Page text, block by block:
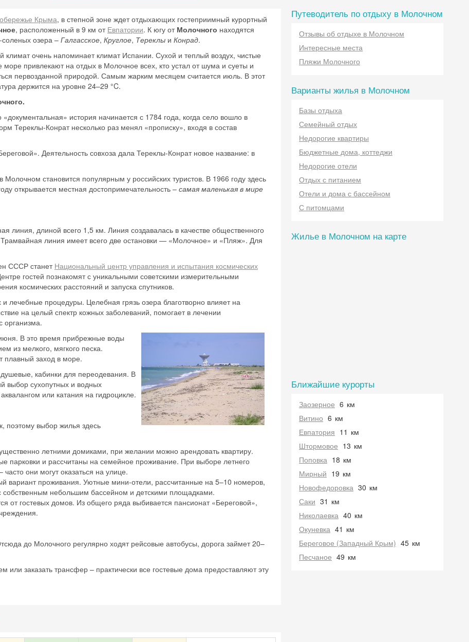
Крыма, в степной зоне ждет отдыхающих гостеприимный курортный
, расположенный в 9 км от Евпатории. К югу от Молочного находятся
озера – Галгасское, Круглое, Тереклы и Конрад.
климат очень напоминает климат Испании. Сухой и теплый воздух, чистые
море привлекают на отдых в Молочное всех, кто устал от шума и суеты и
первозданной природой. Самым жарким месяцем считается июль. В этот
держится на уровне 24–29 °C.
«документальная» история начинается с 1784 года, когда село вошло в
Конрат несколько раз менял «прописку», входя в состав
Деятельность совхоза дала Тереклы-Конрат новое название: в
Молочном становится популярным у российских туристов. В 1966 году здесь
открывается местная достопримечательность – самая маленькая в мире
линия, длиной всего 1,5 км. Линия создавалась в качестве общественного
линия имеет всего две остановки — «Молочное» и «Пляж». Для
СССР станет Национальный центр управления и испытания космических
гостей познакомят с уникальными советскими измерительными
космических расстояний и запуска спутников.
лечебные процедуры. Целебная грязь озера благотворно влияет на
на целый спектр кожных заболеваний, помогает в лечении
организма.
В это время прибрежные воды
из мелкого, мягкого песка.
плавный заход в море.
кабинки для переодевания. В
выбор сухопутных и водных
или катания на гидроцикле.
поэтому выбор жилья здесь
летними домиками, при желании можно арендовать квартиру.
парковки и рассчитаны на семейное проживание. При выборе летнего
они могут оказаться на улице.
вариант проживания. Уютные мини-отели, рассчитанные на 5–10 номеров,
небольшим бассейном и детскими площадками.
от гостевых домов. Из общего ряда выбивается пансионат «Береговой»,
до Молочного регулярно ходят рейсовые автобусы, дорога займет 20–
заказать трансфер – практически все гостевые дома предоставляют эту
Путеводитель по отдыху в Молочном
Отзывы об отдыхе в Молочном
Интересные места
Пляжи Молочного
Варианты жилья в Молочном
Базы отдыха
Семейный отдых
Недорогие квартиры
Бюджетные дома, коттеджи
Недорогие отели
Отдых с питанием
Отели и дома с бассейном
С питомцами
Жилье в Молочном на карте
Ближайшие курорты
Заозерное 6 км
Витино 6 км
Евпатория 11 км
Штормовое 13 км
Поповка 18 км
Мирный 19 км
Новофедоровка 30 км
Саки 31 км
Николаевка 40 км
Окуневка 41 км
Береговое (Западный Крым) 45 км
Песчаное 49 км
Скидка −5%
Получить промокод